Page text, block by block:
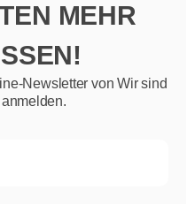
MEHR
Newsletter von Wir sind